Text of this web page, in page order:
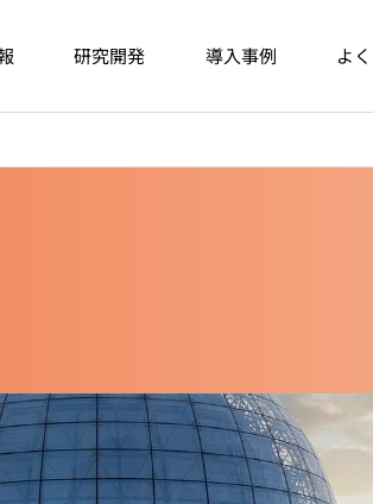
研究開発 導入事例 よ